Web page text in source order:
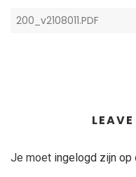
200_v2108011.PDF
Je moet ingelogd zijn op